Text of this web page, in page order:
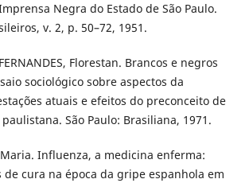
Negra do Estado de São Paulo.
v. 2, p. 50–72, 1951.
Florestan. Brancos e negros
sociológico sobre aspectos da
atuais e efeitos do preconceito de
São Paulo: Brasiliana, 1971.
Maria. Influenza, a medicina enferma:
de cura na época da gripe espanhola em